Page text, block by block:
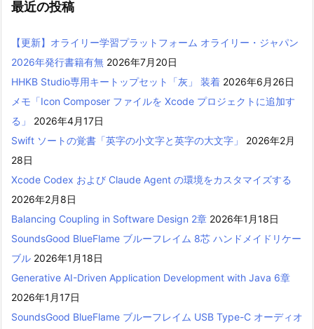
最近の投稿
【更新】オライリー学習プラットフォーム オライリー・ジャパン
2026年発行書籍有無 2026年7月20日
HHKB Studio専用キートップセット「灰」 装着 2026年6月26日
メモ「Icon Composer ファイルを Xcode プロジェクトに追加す
る」
2026年4月17日
Swift ソートの覚書「英字の小文字と英字の大文字」
2026年2月
28日
Xcode Codex および Claude Agent の環境をカスタマイズする
2026年2月8日
Balancing Coupling in Software Design 2章 2026年1月18日
SoundsGood BlueFlame ブルーフレイム 8芯 ハンドメイドリケー
ブル 2026年1月18日
Generative AI-Driven Application Development with Java 6章
2026年1月17日
SoundsGood BlueFlame ブルーフレイム USB Type-C オーディオ